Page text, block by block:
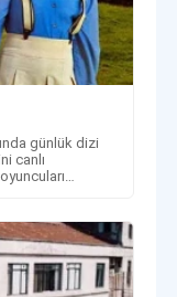
günlük dizi
canlı